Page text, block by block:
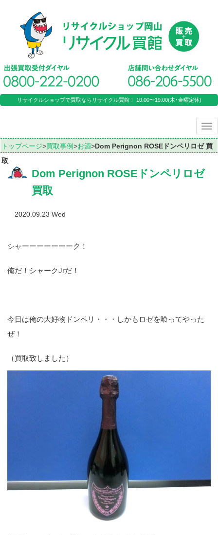
リサイクルショップで買取ならリサイクル買館！ 10:00〜19:00(木･金曜定休)
トップページ>買取事例>お酒>Dom Perignon ROSEドンペリロゼ 買
取
Dom Perignon ROSEドンペリロゼ
買取
2020.09.23 Wed
シャーーーーーーーク！
俺だ！シャークJrだ！
今日は俺の大好物ドンペリ・・・しかもロゼを喰ってやった
ぜ！
（買取致しました）